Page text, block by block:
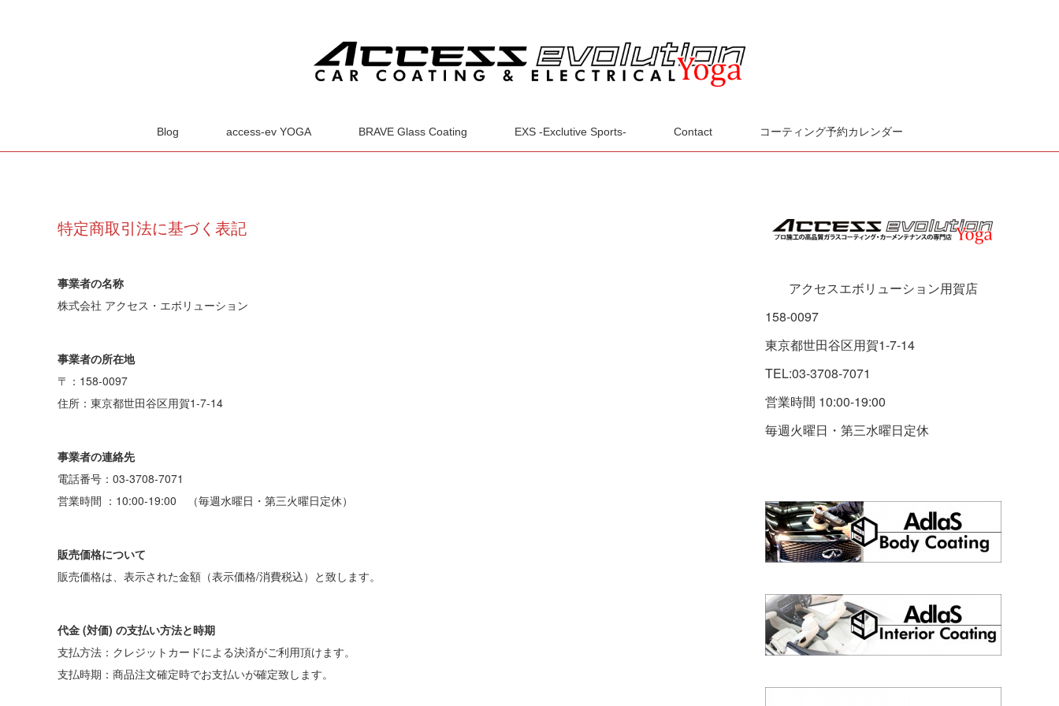
Blog access-ev YOGA BRAVE Glass Coating EXS -Exclutive Sports- Contact コーティング予約カレンダー
特定商取引法に基づく表記
事業者の名称
株式会社 アクセス・エボリューション
事業者の所在地
〒：158-0097
住所：東京都世田谷区用賀1-7-14
事業者の連絡先
電話番号：03-3708-7071
営業時間 ：10:00-19:00 （毎週水曜日・第三火曜日定休）
販売価格について
販売価格は、表示された金額（表示価格/消費税込）と致します。
代金 (対価) の支払い方法と時期
支払方法：クレジットカードによる決済がご利用頂けます。
支払時期：商品注文確定時でお支払いが確定致します。
アクセスエボリューション用賀店
158-0097
東京都世田谷区用賀1-7-14
TEL:03-3708-7071
営業時間 10:00-19:00
毎週火曜日・第三水曜日定休